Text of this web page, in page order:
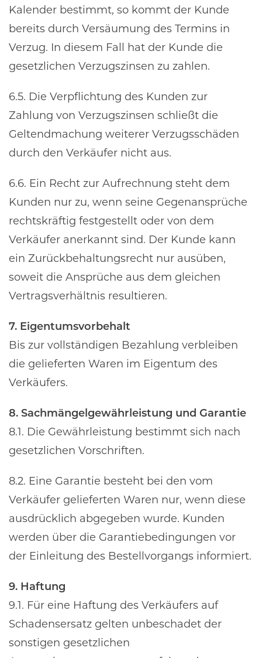
Kalender bestimmt, so kommt der Kunde
bereits durch Versäumung des Termins in
Verzug. In diesem Fall hat der Kunde die
gesetzlichen Verzugszinsen zu zahlen.
6.5. Die Verpflichtung des Kunden zur
Zahlung von Verzugszinsen schließt die
Geltendmachung weiterer Verzugsschäden
durch den Verkäufer nicht aus.
6.6. Ein Recht zur Aufrechnung steht dem
Kunden nur zu, wenn seine Gegenansprüche
rechtskräftig festgestellt oder von dem
Verkäufer anerkannt sind. Der Kunde kann
ein Zurückbehaltungsrecht nur ausüben,
soweit die Ansprüche aus dem gleichen
Vertragsverhältnis resultieren.
7. Eigentumsvorbehalt
Bis zur vollständigen Bezahlung verbleiben
die gelieferten Waren im Eigentum des
Verkäufers.
8. Sachmängelgewährleistung und Garantie
8.1. Die Gewährleistung bestimmt sich nach
gesetzlichen Vorschriften.
8.2. Eine Garantie besteht bei den vom
Verkäufer gelieferten Waren nur, wenn diese
ausdrücklich abgegeben wurde. Kunden
werden über die Garantiebedingungen vor
der Einleitung des Bestellvorgangs informiert.
9. Haftung
9.1. Für eine Haftung des Verkäufers auf
Schadensersatz gelten unbeschadet der
sonstigen gesetzlichen